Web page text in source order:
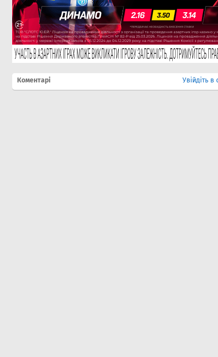
Коментарі Увійдіть в